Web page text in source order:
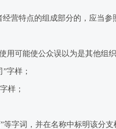
营特点的组成部分的，应当参
可能使公众误以为是其他组织
字样；
样；
字词，并在名称中标明该分支